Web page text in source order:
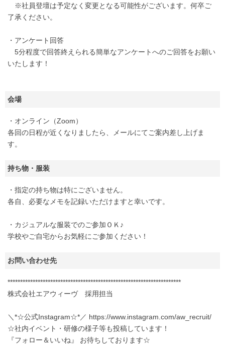
※社員登壇は予定なく変更となる可能性がございます。何卒ご
了承ください。
・アンケート回答
5分程度で回答終えられる簡単なアンケートへのご回答をお願い
いたします！
会場
・オンライン（Zoom）
各回の日程が近くなりましたら、メールにてご案内差し上げま
す。
持ち物・服装
・指定の持ち物は特にございません。
各自、必要なメモを記録いただけますと幸いです。
・カジュアルな服装でのご参加ＯＫ♪
学校やご自宅からお気軽にご参加ください！
お問い合わせ先
*********************************************************************
株式会社エアウィーヴ 採用担当
＼*☆公式Instagram☆*／ https://www.instagram.com/aw_recruit/
☆社内イベント・研修の様子等も投稿しています！
『フォロー＆いいね』 お待ちしております☆